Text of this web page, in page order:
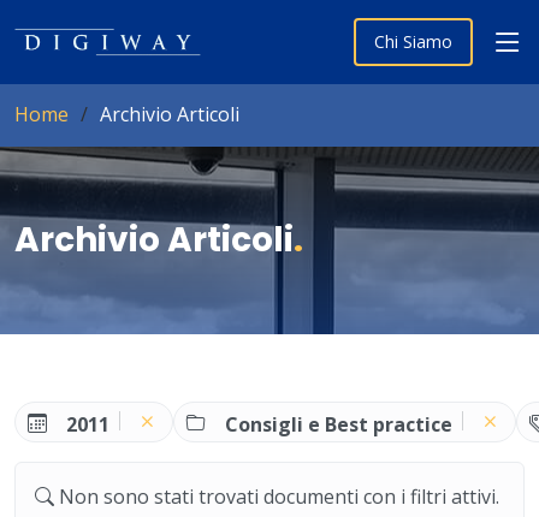
Chi Siamo
Home Archivio Articoli
Archivio Articoli.
2011 Consigli e Best practice
Non sono stati trovati documenti con i filtri attivi.